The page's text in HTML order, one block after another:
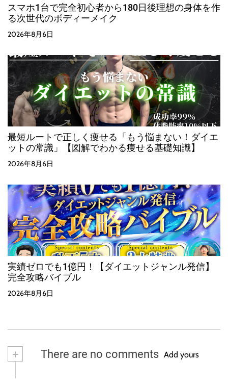
スマホ1台で完全初心者から180日後理想の身体を作
る次世代のボディーメイク
2026年8月6日
最短ルートで正しく痩せる「もう悩まない！ダイエ
ットの常識」【図解でわかる痩せる基礎知識】
2026年8月6日
実績ゼロでも1億円！【ダイエットジャンル発信】
完全攻略バイブル
2026年8月6日
+ There are no comments Add yours